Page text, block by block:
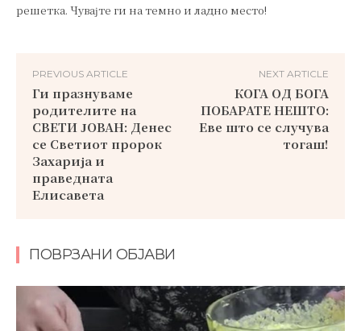
решетка. Чувајте ги на темно и ладно место!
PREVIOUS ARTICLE
Ги празнуваме
родителите на
СВЕТИ ЈОВАН: Денес
се Светиот пророк
Захарија и
праведната
Елисавета
NEXT ARTICLE
КОГА ОД БОГА
ПОБАРАТЕ НЕШТО:
Еве што се случува
тогаш!
ПОВРЗАНИ ОБЈАВИ